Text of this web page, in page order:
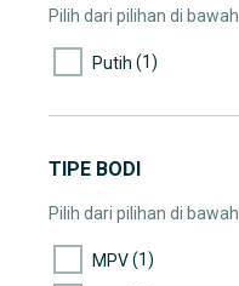
Pilih dari pilihan di bawah
Putih (1)
TIPE BODI
Pilih dari pilihan di bawah
MPV(1)